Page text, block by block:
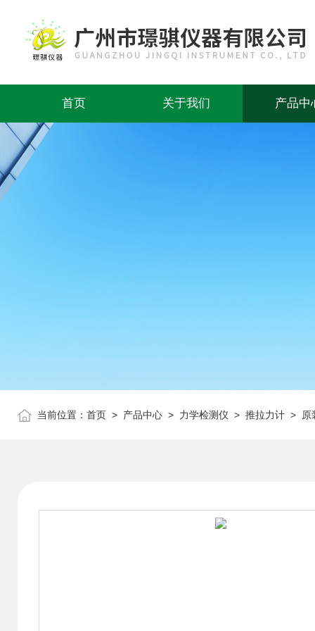
首页 关于我们 产品中
当前位置： 首页 > 产品中心 > 力学检测仪 > 推拉力计 > 原